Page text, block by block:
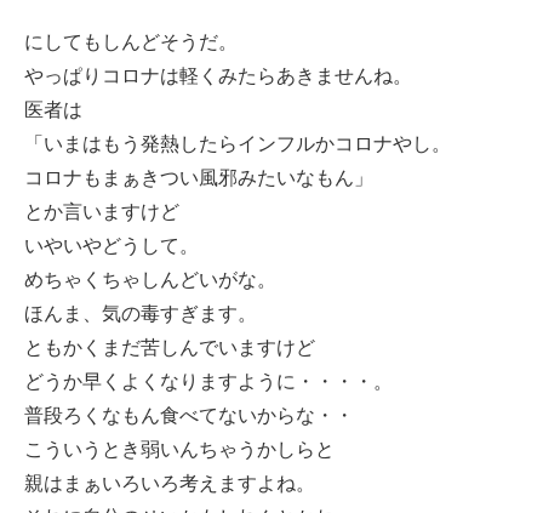
にしてもしんどそうだ。
やっぱりコロナは軽くみたらあきませんね。
医者は
「いまはもう発熱したらインフルかコロナやし。
コロナもまぁきつい風邪みたいなもん」
とか言いますけど
いやいやどうして。
めちゃくちゃしんどいがな。
ほんま、気の毒すぎます。
ともかくまだ苦しんでいますけど
どうか早くよくなりますように・・・・。
普段ろくなもん食べてないからな・・
こういうとき弱いんちゃうかしらと
親はまぁいろいろ考えますよね。